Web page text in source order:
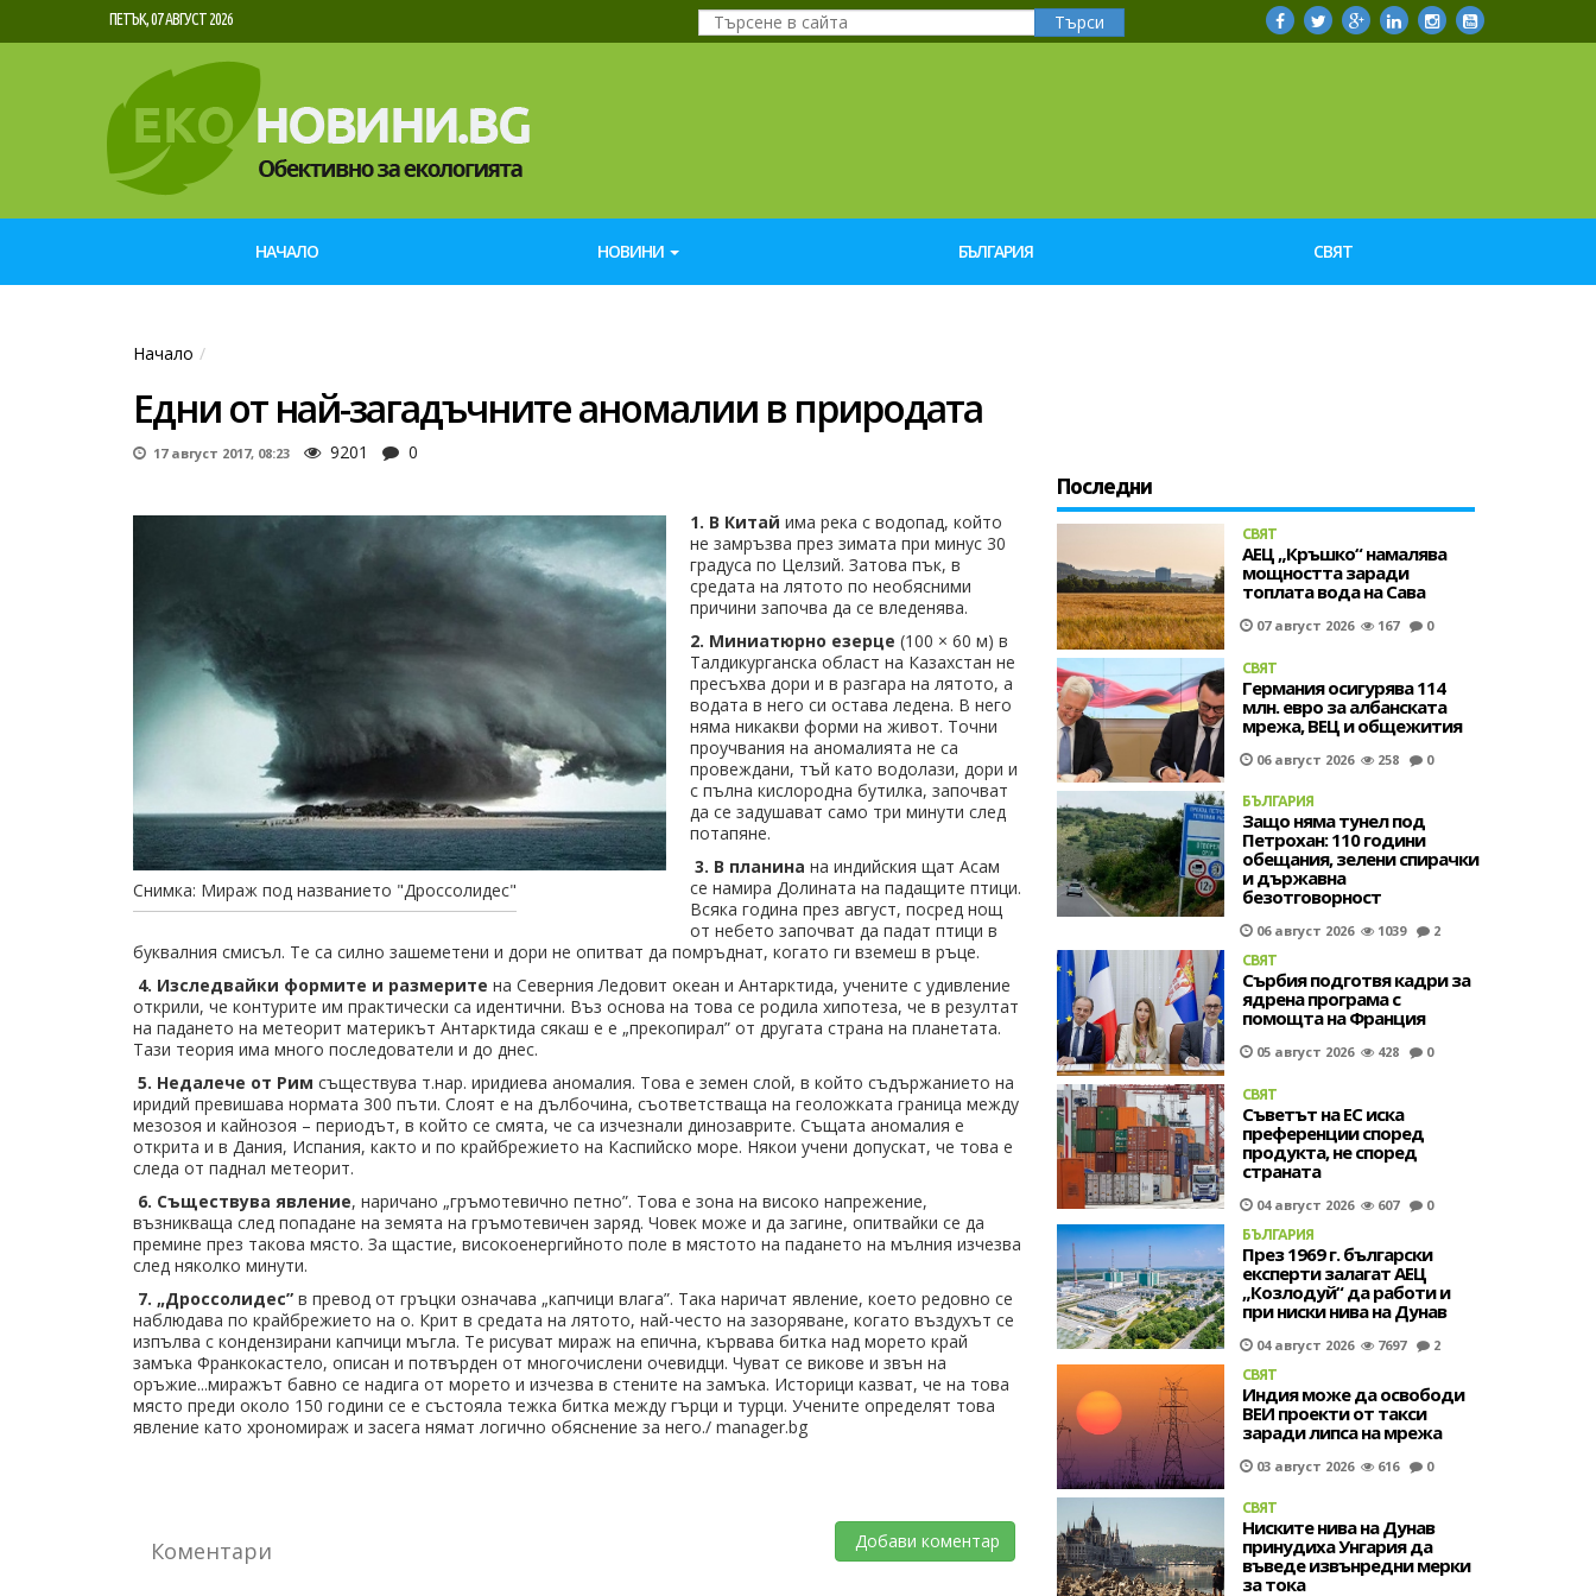
ПЕТЪК, 07 АВГУСТ 2026 Търси
НАЧАЛО НОВИНИ БЪЛГАРИЯ СВЯТ
Начало
Едни от най-загадъчните аномалии в природата
17 август 2017, 08:23 9201 0
Снимка: Мираж под названието "Дроссолидес"
1. В Китай има река с водопад, който
не замръзва през зимата при минус 30
градуса по Целзий. Затова пък, в
средата на лятото по необясними
причини започва да се вледенява.
2. Миниатюрно езерце (100 × 60 м) в
Талдикурганска област на Казахстан не
пресъхва дори и в разгара на лятото, а
водата в него си остава ледена. В него
няма никакви форми на живот. Точни
проучвания на аномалията не са
провеждани, тъй като водолази, дори и
с пълна кислородна бутилка, започват
да се задушават само три минути след
потапяне.
3. В планина на индийския щат Асам
се намира Долината на падащите птици.
Всяка година през август, посред нощ
от небето започват да падат птици в
буквалния смисъл. Те са силно зашеметени и дори не опитват да помръднат, когато ги вземеш в ръце.
4. Изследвайки формите и размерите на Северния Ледовит океан и Антарктида, учените с удивление
открили, че контурите им практически са идентични. Въз основа на това се родила хипотеза, че в резултат
на падането на метеорит материкът Антарктида сякаш е е „прекопирал” от другата страна на планетата.
Тази теория има много последователи и до днес.
5. Недалече от Рим съществува т.нар. иридиева аномалия. Това е земен слой, в който съдържанието на
иридий превишава нормата 300 пъти. Слоят е на дълбочина, съответстваща на геоложката граница между
мезозоя и кайнозоя – периодът, в който се смята, че са изчезнали динозаврите. Същата аномалия е
открита и в Дания, Испания, както и по крайбрежието на Каспийско море. Някои учени допускат, че това е
следа от паднал метеорит.
6. Съществува явление, наричано „гръмотевично петно”. Това е зона на високо напрежение,
възникваща след попадане на земята на гръмотевичен заряд. Човек може и да загине, опитвайки се да
премине през такова място. За щастие, високоенергийното поле в мястото на падането на мълния изчезва
след няколко минути.
7. „Дросcолидес” в превод от гръцки означава „капчици влага”. Така наричат явление, което редовно се
наблюдава по крайбрежието на о. Крит в средата на лятото, най-често на зазоряване, когато въздухът се
изпълва с кондензирани капчици мъгла. Те рисуват мираж на епична, кървава битка над морето край
замъка Франкокастело, описан и потвърден от многочислени очевидци. Чуват се викове и звън на
оръжие...миражът бавно се надига от морето и изчезва в стените на замъка. Историци казват, че на това
място преди около 150 години се е състояла тежка битка между гърци и турци. Учените определят това
явление като хрономираж и засега нямат логично обяснение за него./ manager.bg
Коментари Добави коментар
Последни
СВЯТ
АЕЦ „Кръшко“ намалява
мощността заради
топлата вода на Сава
07 август 2026 167 0
СВЯТ
Германия осигурява 114
млн. евро за албанската
мрежа, ВЕЦ и общежития
06 август 2026 258 0
БЪЛГАРИЯ
Защо няма тунел под
Петрохан: 110 години
обещания, зелени спирачки
и държавна
безотговорност
06 август 2026 1039 2
СВЯТ
Сърбия подготвя кадри за
ядрена програма с
помощта на Франция
05 август 2026 428 0
СВЯТ
Съветът на ЕС иска
преференции според
продукта, не според
страната
04 август 2026 607 0
БЪЛГАРИЯ
През 1969 г. български
експерти залагат АЕЦ
„Козлодуй“ да работи и
при ниски нива на Дунав
04 август 2026 7697 2
СВЯТ
Индия може да освободи
ВЕИ проекти от такси
заради липса на мрежа
03 август 2026 616 0
СВЯТ
Ниските нива на Дунав
принудиха Унгария да
въведе извънредни мерки
за тока